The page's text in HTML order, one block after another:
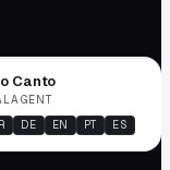
Canto
DE EN PT ES